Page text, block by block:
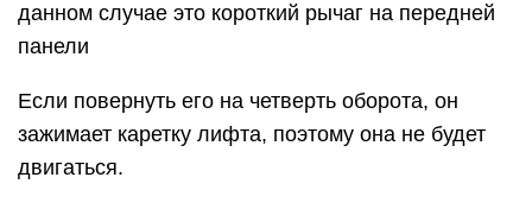
данном случае это короткий рычаг на передней
панели
Если повернуть его на четверть оборота, он
зажимает каретку лифта, поэтому она не будет
двигаться.